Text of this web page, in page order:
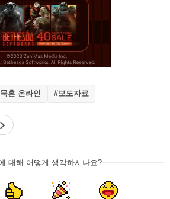
혼 온라인 #보도자료
대해 어떻게 생각하시나요?